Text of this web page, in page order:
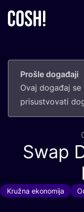
Prošle događaji
Ovaj doga­đaj
pri­sus­tvo­va­ti
Swap
Kružna ekonomija